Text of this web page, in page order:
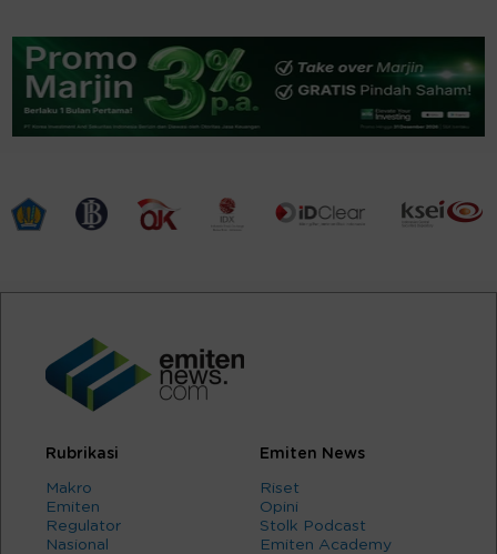
Rubrikasi
Makro
Emiten
Regulator
Nasional
Emiten News
Riset
Opini
Stolk Podcast
Emiten Academy